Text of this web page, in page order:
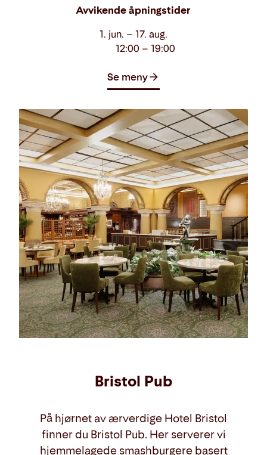
Avvikende åpningstider
1. jun. – 17. aug.
12:00 – 19:00
Se meny
Bristol Pub
På hjørnet av ærverdige Hotel Bristol
finner du Bristol Pub. Her serverer vi
hjemmelagede smashburgere basert